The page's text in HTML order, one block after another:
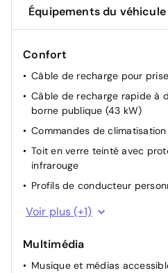
Équipements du véhicule
Confort
Câble de recharge pour
Câble de recharge rapide à
borne publique (43 kW)
Commandes de
Toit en verre teinté avec
infrarouge
Profils de conducteur
Rétroviseurs latéraux
électriquement et avec
Voir plus (+1)
Multimédia
Musique et médias